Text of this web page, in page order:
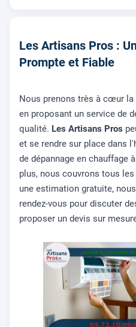
Les Artisans Pros :
Prompte et Fiable
Nous prenons très à cœur
en proposant un service de
qualité. Les Artisans Pros
et se rendre sur place dans
de dépannage en chauffage à
plus, nous couvrons tous
une estimation gratuite,
rendez-vous pour discuter
proposer un devis sur